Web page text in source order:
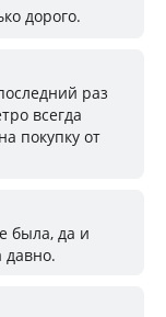
дорого.
раз
всегда
покупку от
была, да и
давно.